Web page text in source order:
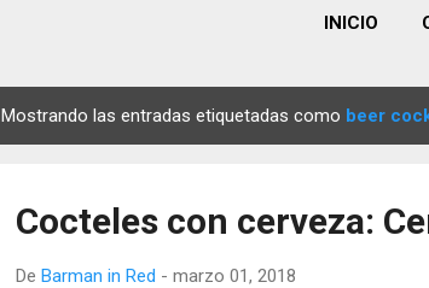
INICIO
Mostrando las entradas etiquetadas como beer
Cocteles con cerveza:
De Barman in Red - marzo 01, 2018